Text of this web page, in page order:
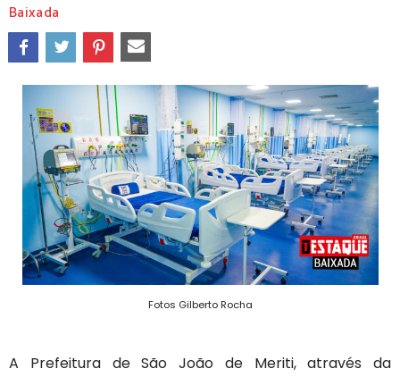
Baixada
Fotos Gilberto Rocha
A Prefeitura de São João de Meriti, através da